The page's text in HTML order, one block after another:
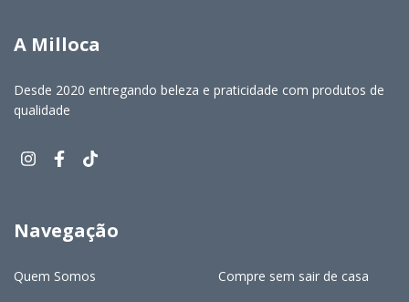
A Milloca
Desde 2020 entregando beleza e praticidade com produtos de
qualidade
Navegação
Quem Somos Compre sem sair de casa